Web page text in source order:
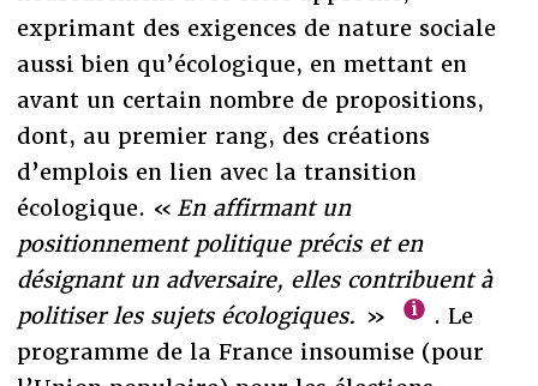
exprimant des exigences de nature sociale
aussi bien qu’écologique, en mettant en
avant un certain nombre de propositions,
dont, au premier rang, des créations
d’emplois en lien avec la transition
écologique. « En affirmant un
positionnement politique précis et en
désignant un adversaire, elles contribuent à
politiser les sujets écologiques. »
. Le
programme de la France insoumise (pour